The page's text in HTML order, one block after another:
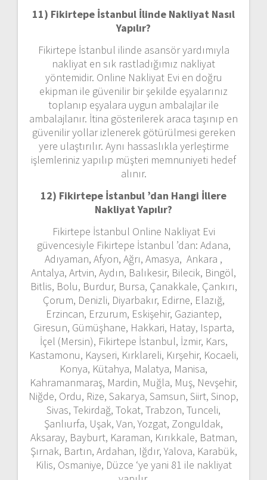
11) Fikirtepe İstanbul İlinde Nakliyat Nasıl
Yapılır?
Fikirtepe İstanbul ilinde asansör yardımıyla
nakliyat en sık rastladığımız nakliyat
yöntemidir. Online Nakliyat Evi en doğru
ekipman ile güvenilir bir şekilde eşyalarınız
toplanıp eşyalara uygun ambalajlar ile
ambalajlanır. İtina gösterilerek araca taşınıp en
güvenilir yollar izlenerek götürülmesi gereken
yere ulaştırılır. Aynı hassaslıkla yerleştirme
işlemleriniz yapılıp müşteri memnuniyeti hedef
alınır.
12) Fikirtepe İstanbul ’dan Hangi İllere
Nakliyat Yapılır?
Fikirtepe İstanbul Online Nakliyat Evi
güvencesiyle Fikirtepe İstanbul ’dan: Adana,
Adıyaman, Afyon, Ağrı, Amasya, Ankara ,
Antalya, Artvin, Aydın, Balıkesir, Bilecik, Bingöl,
Bitlis, Bolu, Burdur, Bursa, Çanakkale, Çankırı,
Çorum, Denizli, Diyarbakır, Edirne, Elazığ,
Erzincan, Erzurum, Eskişehir, Gaziantep,
Giresun, Gümüşhane, Hakkari, Hatay, Isparta,
İçel (Mersin), Fikirtepe İstanbul, İzmir, Kars,
Kastamonu, Kayseri, Kırklareli, Kırşehir, Kocaeli,
Konya, Kütahya, Malatya, Manisa,
Kahramanmaraş, Mardin, Muğla, Muş, Nevşehir,
Niğde, Ordu, Rize, Sakarya, Samsun, Siirt, Sinop,
Sivas, Tekirdağ, Tokat, Trabzon, Tunceli,
Şanlıurfa, Uşak, Van, Yozgat, Zonguldak,
Aksaray, Bayburt, Karaman, Kırıkkale, Batman,
Şırnak, Bartın, Ardahan, Iğdır, Yalova, Karabük,
Kilis, Osmaniye, Düzce ‘ye yani 81 ile nakliyat